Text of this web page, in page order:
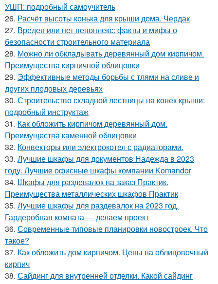
УШП: подробный самоучитель
26. Расчёт высоты конька для крыши дома. Чердак
27. Вреден или нет пеноплекс: факты и мифы о
безопасности строительного материала
28. Можно ли обкладывать деревянный дом кирпичом.
Преимущества кирпичной облицовки
29. Эффективные методы борьбы с тлями на сливе и
других плодовых деревьях
30. Строительство складной лестницы на конек крыши:
подробный инструктаж
31. Как обложить кирпичом деревянный дом.
Преимущества каменной облицовки
32. Конвекторы или электрокотел с радиаторами.
33. Лучшие шкафы для документов Надежда в 2023
году. Лучшие офисные шкафы компании Komandor
34. Шкафы для раздевалок на заказ Практик.
Преимущества металлических шкафов Практик
35. Лучшие шкафы для раздевалок на 2023 год.
Гардеробная комната — делаем проект
36. Современные типовые планировки новостроек. Что
такое?
37. Как обложить дом кирпичом. Цены на облицовочный
кирпич
38. Сайдинг для внутренней отделки. Какой сайдинг